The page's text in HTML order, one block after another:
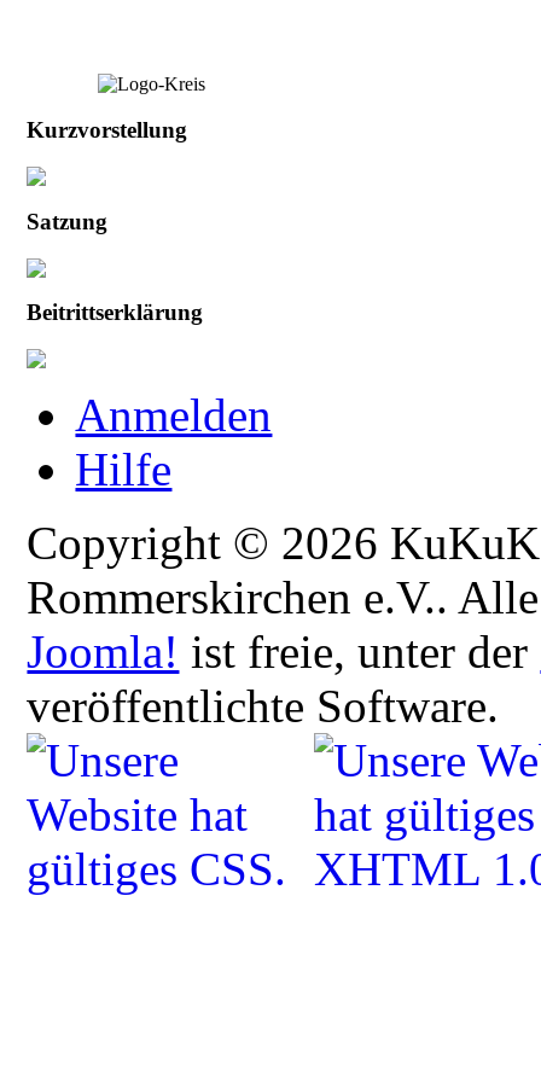
Kurzvorstellung
Satzung
Beitrittserklärung
Anmelden
Hilfe
Copyright © 2026
Rommerskirchen e.V..
Joomla! ist freie, unter der
veröffentlichte Software.